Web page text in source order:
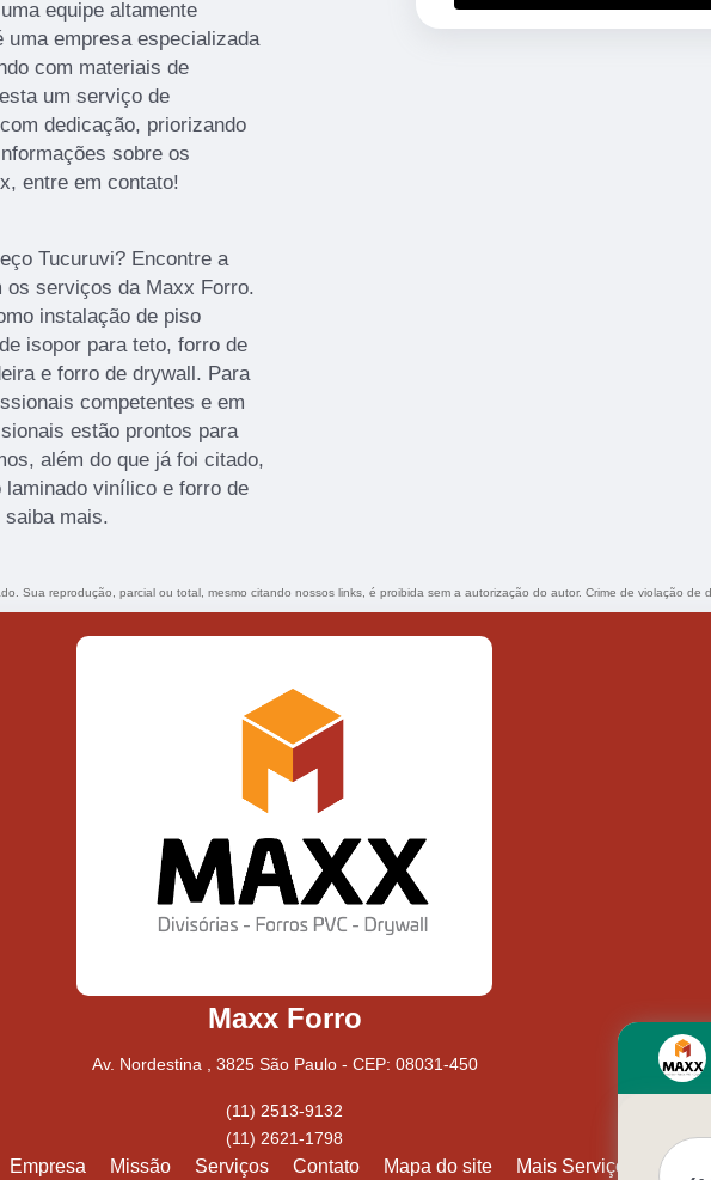
equipe altamente
empresa especializada
com materiais de
um serviço de
dedicação, priorizando
sobre os
entre em contato!
Tucuruvi? Encontre a
os serviços da Maxx Forro.
instalação de piso
isopor para teto, forro de
e forro de drywall. Para
competentes e em
estão prontos para
além do que já foi citado,
vinílico e forro de
mais.
Sua reprodução, parcial ou total, mesmo citando nossos links, é proibida sem a autorização do autor. Crime de violação
Maxx Forro
Av. Nordestina , 3825 São Paulo - CEP: 08031-450
(11) 2513-9132
(11) 2621-1798
Empresa Missão Serviços Contato Mapa do site Mais Serviços